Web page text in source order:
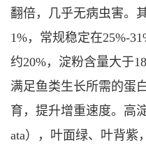
翻倍，几乎无病虫害。
1%，常规稳定在25%-
约20%，淀粉含量大于
满足鱼类生长所需的蛋
育，提升增重速度。高
ata），叶面绿、叶背紫